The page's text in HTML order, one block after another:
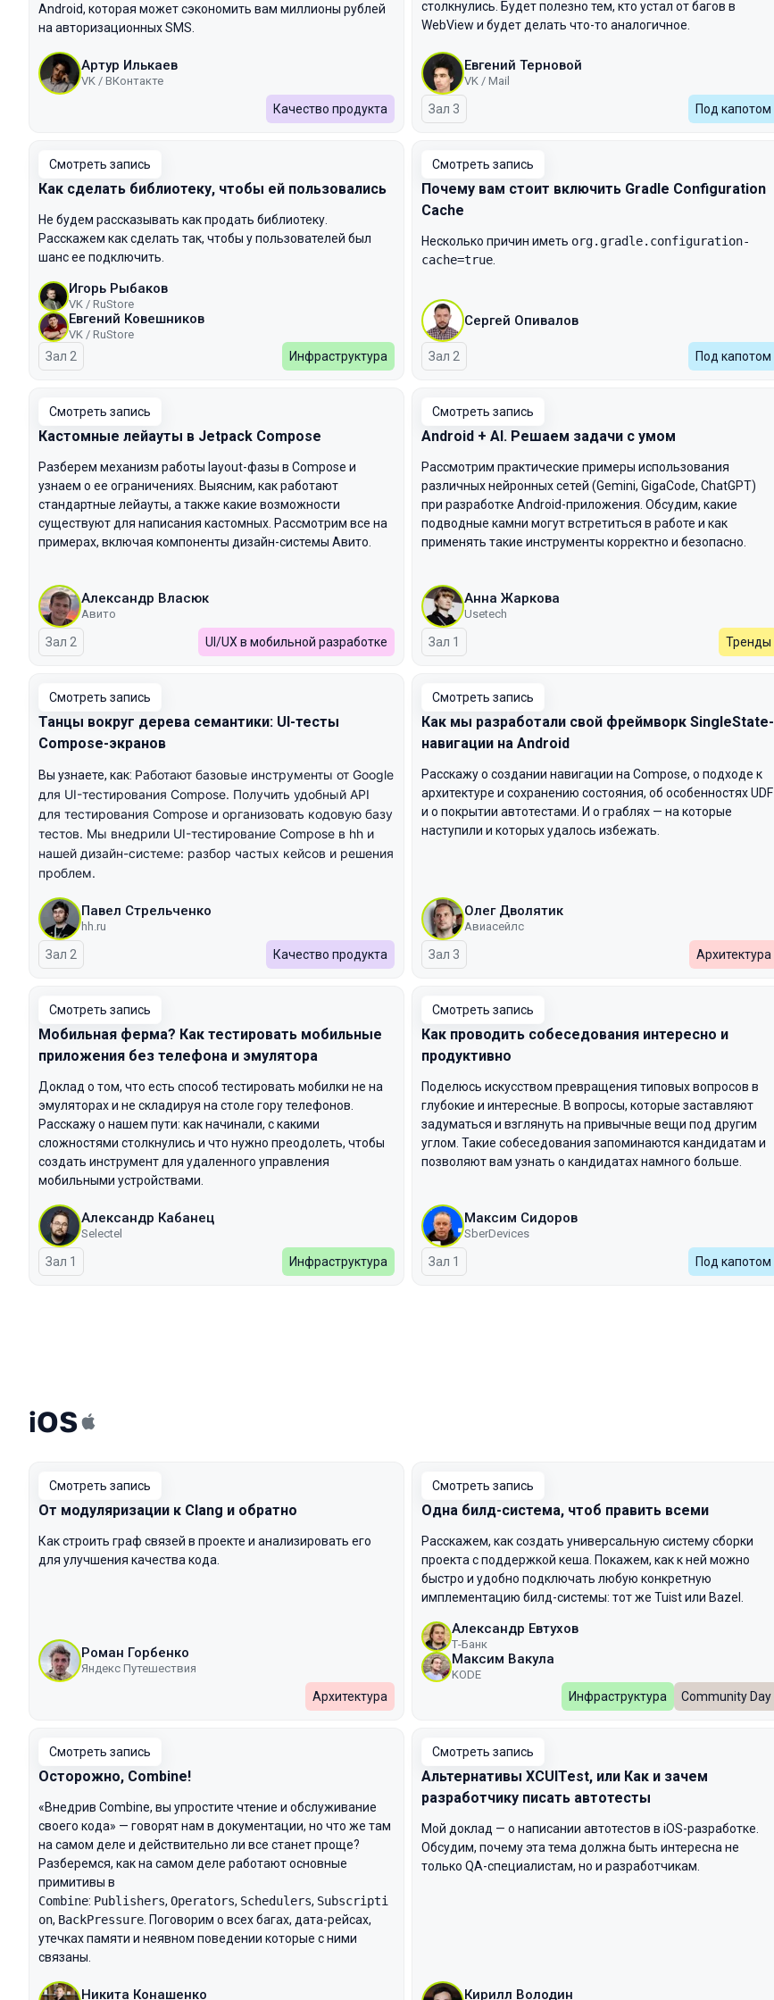
Android, которая может сэкономить вам миллионы рублей
на авторизационных SMS.
Артур Илькаев
VK / ВКонтакте
Качество продукта
столкнулись. Будет полезно тем, кто устал от багов в
WebView и будет делать что-то аналогичное.
Евгений Терновой
VK / Mail
Зал 3 Под капотом
Смотреть запись
Как сделать библиотеку, чтобы ей пользовались
Не будем рассказывать как продать библиотеку.
Расскажем как сделать так, чтобы у пользователей был
шанс ее подключить.
Игорь Рыбаков
VK / RuStore
Евгений Ковешников
VK / RuStore
Зал 2 Инфраструктура
Смотреть запись
Почему вам стоит включить Gradle Configuration
Cache
Несколько причин иметь org.gradle.configuration-
cache=true
Сергей Опивалов
Зал 2 Под капотом
Смотреть запись
Кастомные лейауты в Jetpack Compose
Разберем механизм работы layout-фазы в Compose и
узнаем о ее ограничениях. Выясним, как работают
стандартные лейауты, а также какие возможности
существуют для написания кастомных. Рассмотрим все на
примерах, включая компоненты дизайн-системы Авито.
Александр Власюк
Авито
Зал 2 UI/UX в мобильной разработке
Смотреть запись
Android + AI. Решаем задачи с умом
Рассмотрим практические примеры использования
различных нейронных сетей (Gemini, GigaCode, ChatGPT)
при разработке Android-приложения. Обсудим, какие
подводные камни могут встретиться в работе и как
применять такие инструменты корректно и безопасно.
Анна Жаркова
Usetech
Зал 1 Тренды
Смотреть запись
Танцы вокруг дерева семантики: UI-тесты
Compose-экранов
Вы узнаете, как: Работают базовые инструменты от Google
для UI-тестирования Compose. Получить удобный API
для тестирования Compose и организовать кодовую базу
тестов. Мы внедрили UI-тестирование Compose в hh и
нашей дизайн-системе: разбор частых кейсов и решения
проблем.
Павел Стрельченко
hh.ru
Зал 2 Качество продукта
Смотреть запись
Как мы разработали свой фреймворк SingleState-
навигации на Android
Расскажу о создании навигации на Compose, о подходе к
архитектуре и сохранению состояния, об особенностях UDF
и о покрытии автотестами. И о граблях — на которые
наступили и которых удалось избежать.
Олег Дволятик
Авиасейлс
Зал 3 Архитектура
Смотреть запись
Мобильная ферма? Как тестировать мобильные
приложения без телефона и эмулятора
Доклад о том, что есть способ тестировать мобилки не на
эмуляторах и не складируя на столе гору телефонов.
Расскажу о нашем пути: как начинали, с какими
сложностями столкнулись и что нужно преодолеть, чтобы
создать инструмент для удаленного управления
мобильными устройствами.
Александр Кабанец
Selectel
Зал 1 Инфраструктура
Смотреть запись
Как проводить собеседования интересно и
продуктивно
Поделюсь искусством превращения типовых вопросов в
глубокие и интересные. В вопросы, которые заставляют
задуматься и взглянуть на привычные вещи под другим
углом. Такие собеседования запоминаются кандидатам и
позволяют вам узнать о кандидатах намного больше.
Максим Сидоров
SberDevices
Зал 1 Под капотом
iOS
Смотреть запись
От модуляризации к Clang и обратно
Как строить граф связей в проекте и анализировать его
для улучшения качества кода.
Роман Горбенко
Яндекс Путешествия
Архитектура
Смотреть запись
Одна билд-система, чтоб править всеми
Расскажем, как создать универсальную систему сборки
проекта с поддержкой кеша. Покажем, как к ней можно
быстро и удобно подключать любую конкретную
имплементацию билд-системы: тот же Tuist или Bazel.
Александр Евтухов
Т-Банк
Максим Вакула
KODE
Инфраструктура Community Day
Смотреть запись
Осторожно, Combine!
«Внедрив Combine, вы упростите чтение и обслуживание
своего кода» — говорят нам в документации, но что же там
на самом деле и действительно ли все станет проще?
Разберемся, как на самом деле работают основные
примитивы в
Combine: Publishers, Operators, Schedulers, Subscripti
on, BackPressure . Поговорим о всех багах, дата-рейсах,
утечках памяти и неявном поведении которые с ними
связаны.
Никита Конашенко
Смотреть запись
Альтернативы XCUITest, или Как и зачем
разработчику писать автотесты
Мой доклад — о написании автотестов в iOS-разработке.
Обсудим, почему эта тема должна быть интересна не
только QA-специалистам, но и разработчикам.
Кирилл Володин